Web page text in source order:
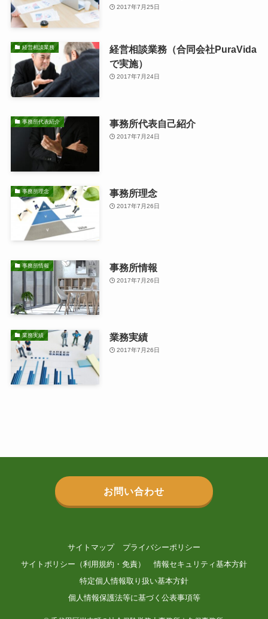
2017年7月25日
経営相談業務
経営相談業務（合同会社PuraVida
で実施）
2017年7月24日
事務所代表紹介 事務所代表自己紹介
2017年7月24日
事務所理念 事務所理念
2017年7月26日
事務所情報 事務所情報
2017年7月26日
業務実績 業務実績
2017年7月26日
お問い合わせ
サイトマップ
プライバシーポリシー
サイトポリシー（利用規約・免責）
情報セキュリティ基本方針
特定個人情報取り扱い基本方針
個人情報保護法等に基づく公表事項等